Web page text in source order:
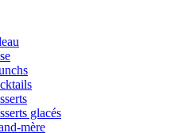
glacés
mère